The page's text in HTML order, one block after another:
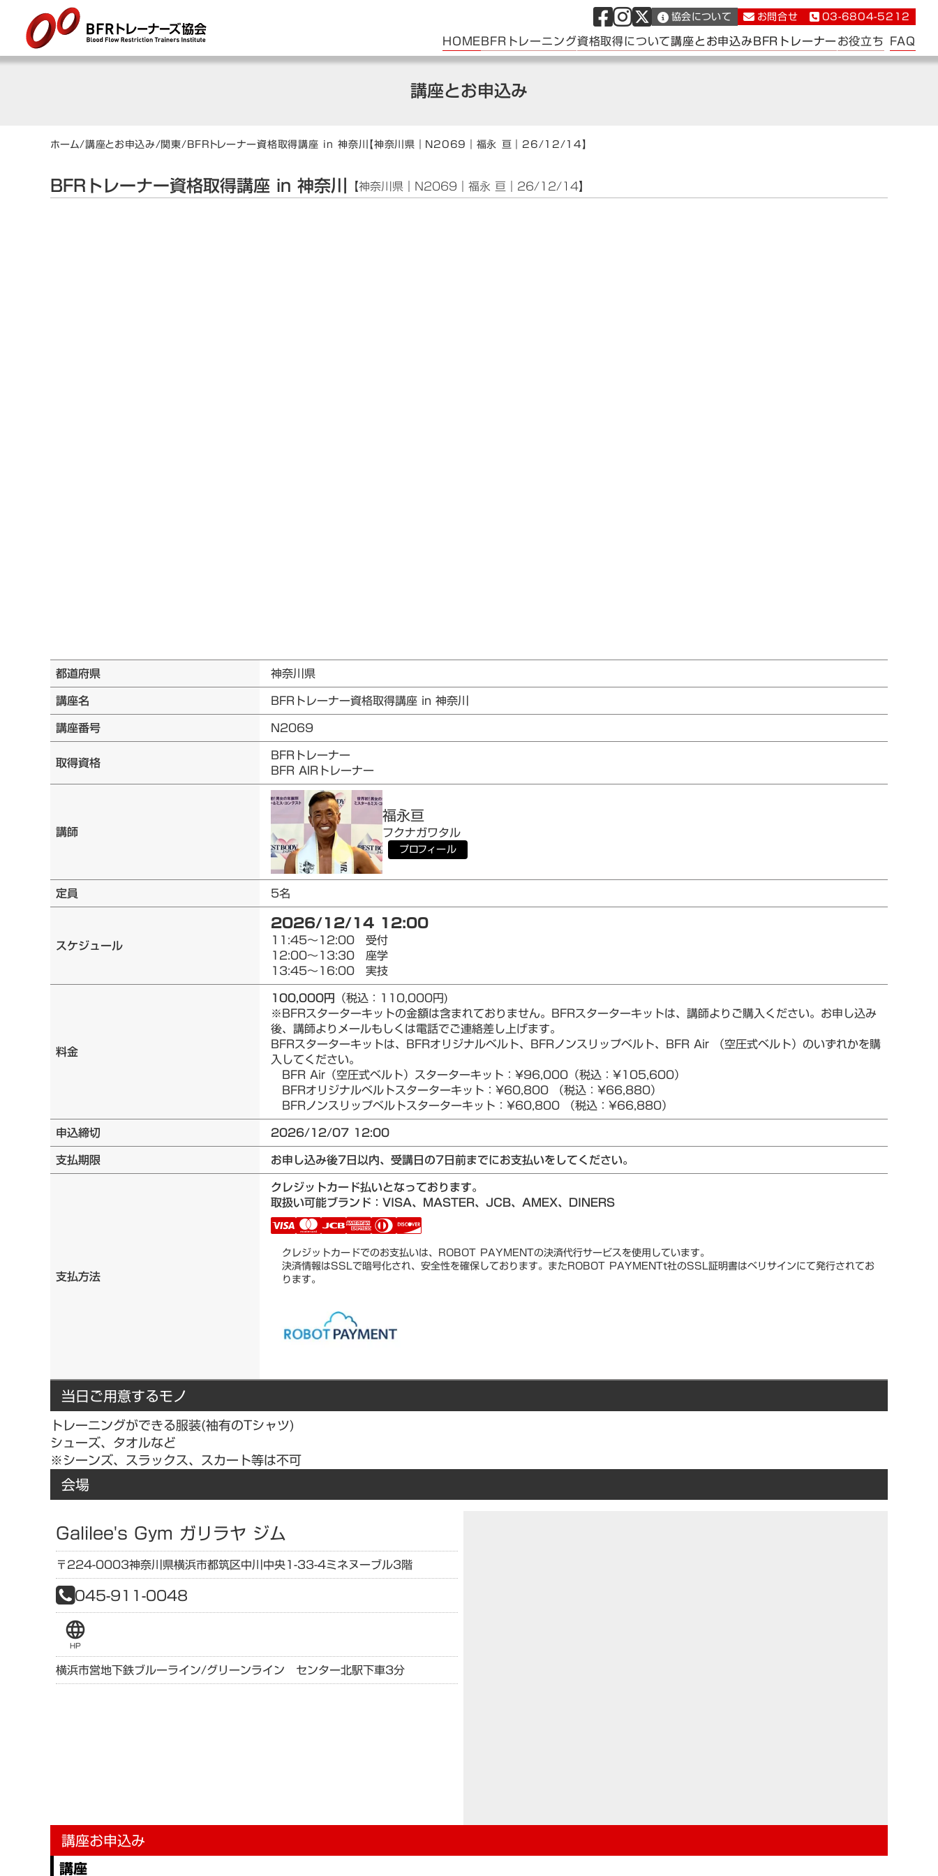
講座とお申込み
ホーム/講座とお申込み/関東/BFRトレーナー資格取得講座 in 神奈川【神奈川県｜N2069｜福永 亘｜26/12/14】
BFRトレーナー資格取得講座 in 神奈川 【神奈川県｜N2069｜福永 亘｜26/12/14】
都道府県
神奈川県
講座名
BFRトレーナー資格取得講座 in 神奈川
講座番号
N2069
取得資格
BFRトレーナー
BFR AIRトレーナー
講師
福永亘
フクナガワタル
プロフィール
定員 5名
スケジュール
2026/12/14 12:00
11:45～12:00 受付
12:00～13:30 座学
13:45～16:00 実技
料金
100,000円 （税込：110,000円)
※BFRスターターキットの金額は含まれておりません。BFRスターターキットは、講師よりご購入ください。お申し込み
後、講師よりメールもしくは電話でご連絡差し上げます。
BFRスターターキットは、BFRオリジナルベルト、BFRノンスリップベルト、BFR Air （空圧式ベルト）のいずれかを購
入してください。
BFR Air（空圧式ベルト）スターターキット：¥96,000（税込：¥105,600）
BFRオリジナルベルトスターターキット：¥60,800 （税込：¥66,880）
BFRノンスリップベルトスターターキット：¥60,800 （税込：¥66,880）
申込締切
2026/12/07 12:00
支払期限
お申し込み後7日以内、受講日の7日前までにお支払いをしてください。
支払方法
クレジットカード払いとなっております。
取扱い可能ブランド：VISA、MASTER、JCB、AMEX、DINERS
クレジットカードでのお支払いは、ROBOT PAYMENTの決済代行サービスを使用しています。
決済情報はSSLで暗号化され、安全性を確保しております。またROBOT PAYMENTt社のSSL証明書はベリサインにて発行されてお
ります。
当日ご用意するモノ
トレーニングができる服装(袖有のTシャツ)
シューズ、タオルなど
※シーンズ、スラックス、スカート等は不可
会場
Galilee's Gym ガリラヤ ジム
〒224-0003神奈川県横浜市都筑区中川中央1-33-4ミネヌーブル3階
045-911-0048
language
HP
横浜市営地下鉄ブルーライン/グリーンライン センター北駅下車3分
講座お申込み
講座
協会について お問合せ 03-6804-5212
HOMEBFRトレーニング資格取得について講座とお申込みBFRトレーナーお役立ち FAQ